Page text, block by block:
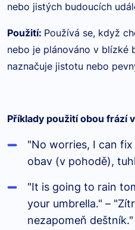
nebo jistých budoucích
Použití: Používá se, když
nebo je plánováno v blízké
naznačuje jistotu nebo
Příklady použití obou frází
"No worries, I can
obav (v pohodě),
"It is going to rain
your umbrella." –
nezapomeň deštník."